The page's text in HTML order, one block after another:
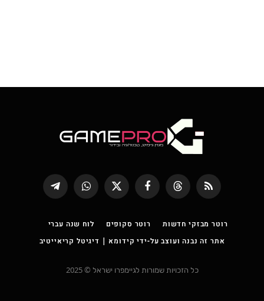
RSS
Threads פייסבוק
X
(טוויטר)
WhatsApp
Telegram
רוטר מבזקי חדשות רוטר סקופים
לוח שנה עברי
אתר זה נבנה ועוצב על-ידי קידומא | דיגיטל קריאייטיב
כל הזכויות שמורות לגיימפרו ישראל © 2025